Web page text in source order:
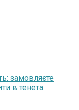
замовляєте
в тенета